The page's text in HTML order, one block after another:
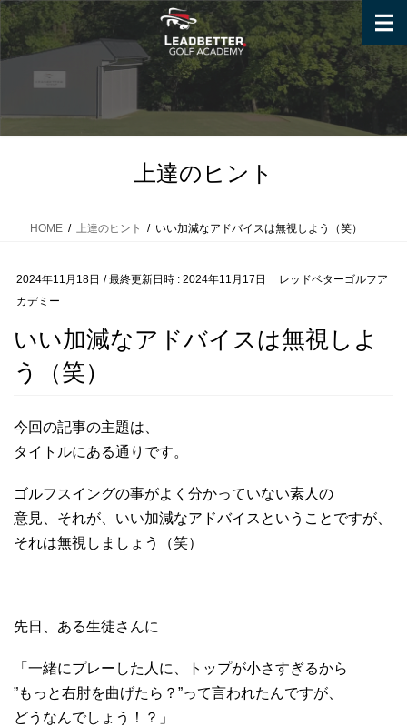
コ
ン
テ
へ
ス
ナ
ビ
ゲ
ョ
ン
上達のヒント
HOME 上達のヒント いい加減なアドバイスは無視しよう（笑）
2024年11月18日 / 最終更新日時 : 2024年11月17日
レッドベターゴルフア
カデミー
いい加減なアドバイスは無視しよ
う（笑）
今回の記事の主題は、
タイトルにある通りです。
ゴルフスイングの事がよく分かっていない素人の
意見、それが、いい加減なアドバイスということですが、
それは無視しましょう（笑）
先日、ある生徒さんに
「一緒にプレーした人に、トップが小さすぎるから
”もっと右肘を曲げたら？”って言われたんですが、
どうなんでしょう！？」